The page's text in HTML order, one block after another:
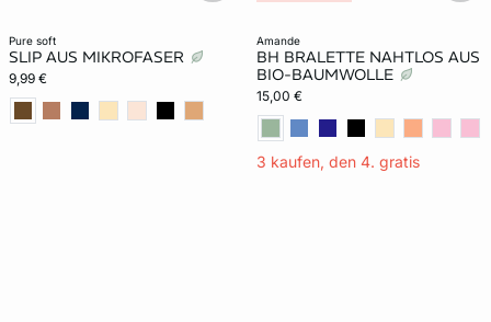
pure soft
SLIP AUS MIKROFASER
9,99 €
amande
BH BRALETTE NAHTLOS AUS
BIO-BAUMWOLLE
15,00 €
3 kaufen, den 4. gratis